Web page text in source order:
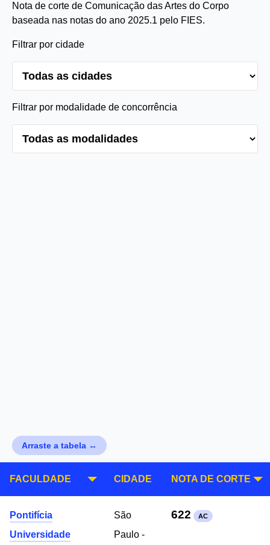
Nota de corte de Comunicação das Artes do Corpo
baseada nas notas do ano 2025.1 pelo FIES.
Filtrar por cidade
Filtrar por modalidade de concorrência
Arraste a tabela ↔
FACULDADE CIDADE NOTA DE CORTE
Pontifícia
Universidade
São
Paulo -
622 AC